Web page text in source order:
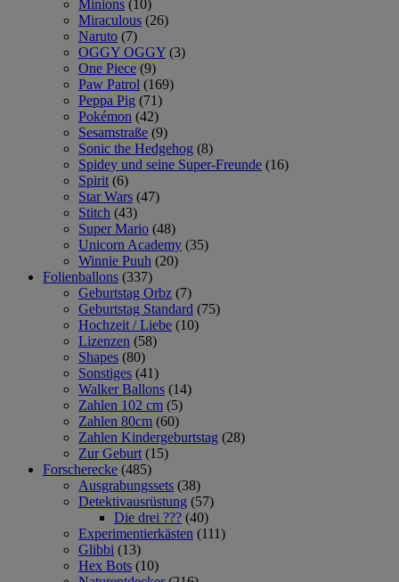
Minions (10)
Miraculous (26)
Naruto (7)
OGGY OGGY (3)
One Piece (9)
Paw Patrol (169)
Peppa Pig (71)
Pokémon (42)
Sesamstraße (9)
Sonic the Hedgehog (8)
Spidey und seine Super-Freunde (16)
Spirit (6)
Star Wars (47)
Stitch (43)
Super Mario (48)
Unicorn Academy (35)
Winnie Puuh (20)
Folienballons (337)
Geburtstag Orbz (7)
Geburtstag Standard (75)
Hochzeit / Liebe (10)
Lizenzen (58)
Shapes (80)
Sonstiges (41)
Walker Ballons (14)
Zahlen 102 cm (5)
Zahlen 80cm (60)
Zahlen Kindergeburtstag (28)
Zur Geburt (15)
Forscherecke (485)
Ausgrabungssets (38)
Detektivausrüstung (57)
Die drei ??? (40)
Experimentierkästen (111)
Glibbi (13)
Hex Bots (10)